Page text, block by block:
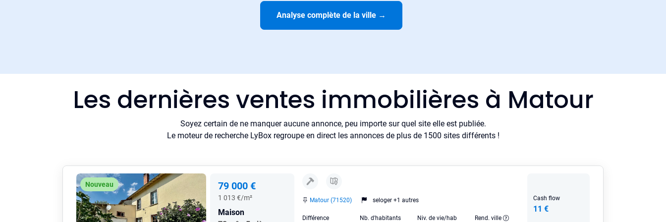
Analyse complète de la ville →
Les dernières ventes immobilières à Matour
Soyez certain de ne manquer aucune annonce, peu importe sur quel site elle est publiée.
Le moteur de recherche LyBox regroupe en direct les annonces de plus de 1500 sites différents !
Nouveau 79 000 €
1 013 €/m²
Maison
Matour (71520) seloger +1 autres
Différence Nb. d'habitants Niv. de vie/hab Rend. ville
Cash flow
11 €